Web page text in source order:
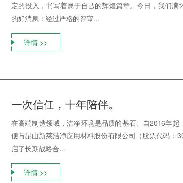
定的投入，书写着属于自己的辉煌篇章。今日，我们满
的好消息：经过严格的评审...
详情 >>
一次信任，十年陪伴。
在高端制造领域，洁净环境是品质的基石。自2016年起
便与昆山新莱洁净应用材料股份有限公司（股票代码：
启了长期战略合...
详情 >>